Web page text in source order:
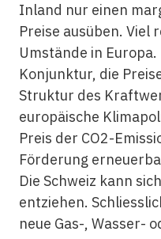
Inland nur einen
Preise ausüben. Viel
Umstände in
Konjunktur, die
Struktur des
europäische
Preis der CO2-
Förderung
Die Schweiz kann
entziehen.
neue Gas-, Wasser-